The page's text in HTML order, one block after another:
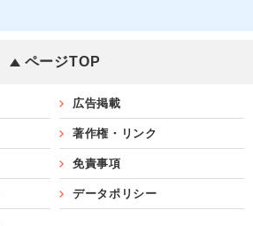
ページTOP
広告掲載
著作権・リンク
免責事項
データポリシー